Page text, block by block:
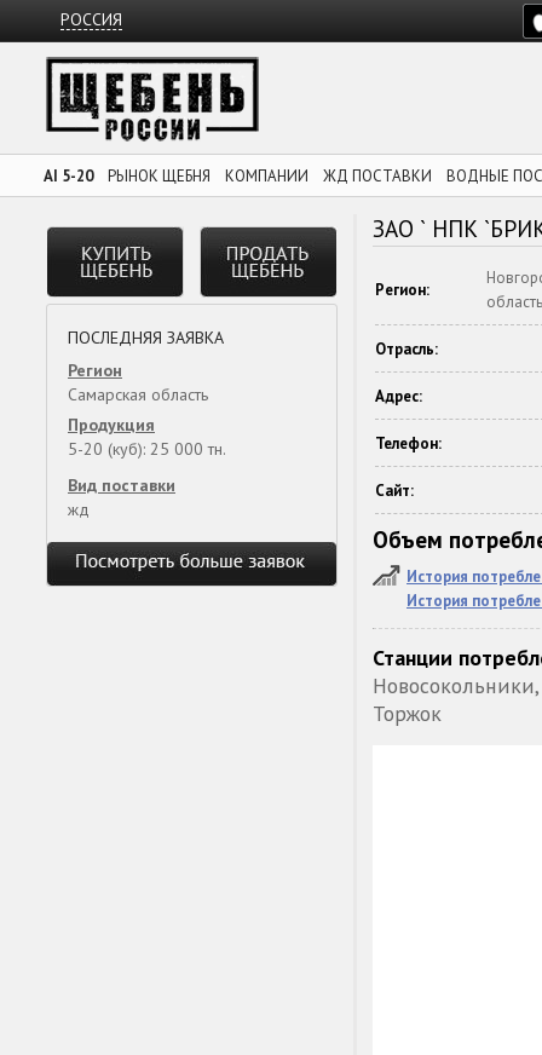
РОССИЯ
AI 5-20 РЫНОК ЩЕБНЯ КОМПАНИИ ЖД ПОСТАВКИ ВОДНЫЕ
ПОСЛЕДНЯЯ ЗАЯВКА
Регион
Самарская область
Продукция
5-20 (куб): 25 000 тн.
Вид поставки
жд
ЗАО ` НПК
Регион:
область
Отрасль:
Адрес:
Телефон:
Сайт:
Объем
История
История
Станции
Торжок